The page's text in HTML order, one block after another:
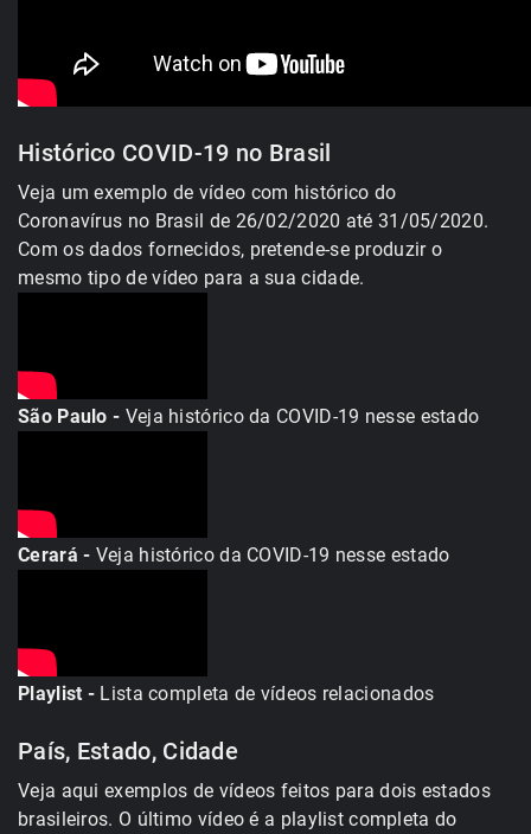
Histórico COVID-19 no Brasil
Veja um exemplo de vídeo com histórico do
Coronavírus no Brasil de 26/02/2020 até 31/05/2020.
Com os dados fornecidos, pretende-se produzir o
mesmo tipo de vídeo para a sua cidade.
São Paulo - Veja histórico da COVID-19 nesse estado
Cerará - Veja histórico da COVID-19 nesse estado
Playlist - Lista completa de vídeos relacionados
País, Estado, Cidade
Veja aqui exemplos de vídeos feitos para dois estados
brasileiros. O último vídeo é a playlist completa do